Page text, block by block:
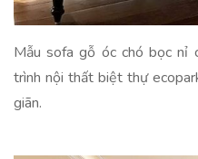
Mẫu sofa gỗ óc chó bọc nỉ
trình nội thất biệt thự
giãn.